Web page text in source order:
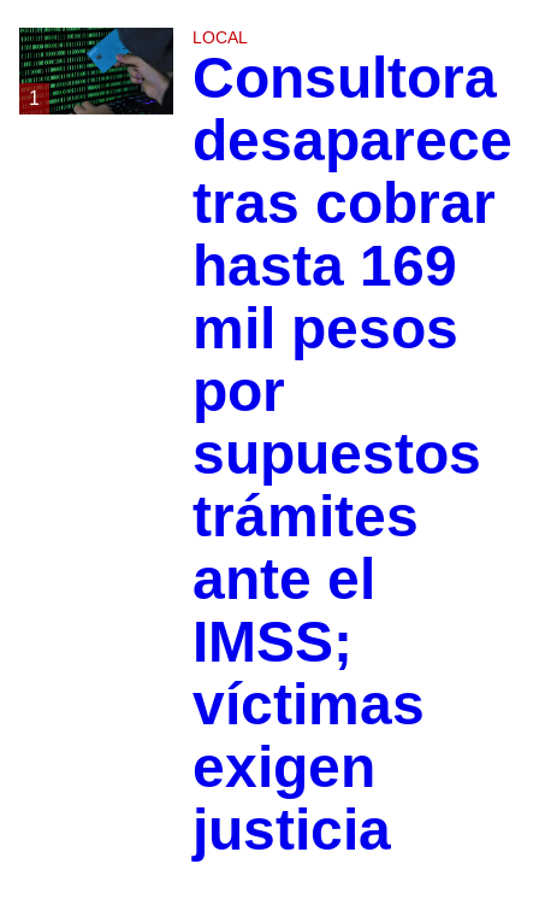
1
LOCAL
Consultora
desaparece
tras cobrar
hasta 169
mil pesos
por
supuestos
trámites
ante el
IMSS;
víctimas
exigen
justicia